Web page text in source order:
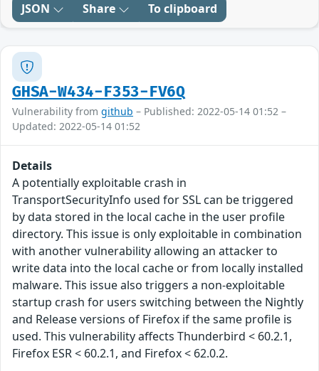
JSON Share To clipboard
GHSA-W434-F353-FV6Q
Vulnerability from github – Published: 2022-05-14 01:52 –
Updated: 2022-05-14 01:52
Details
A potentially exploitable crash in
TransportSecurityInfo used for SSL can be triggered
by data stored in the local cache in the user profile
directory. This issue is only exploitable in combination
with another vulnerability allowing an attacker to
write data into the local cache or from locally installed
malware. This issue also triggers a non-exploitable
startup crash for users switching between the Nightly
and Release versions of Firefox if the same profile is
used. This vulnerability affects Thunderbird < 60.2.1,
Firefox ESR < 60.2.1, and Firefox < 62.0.2.